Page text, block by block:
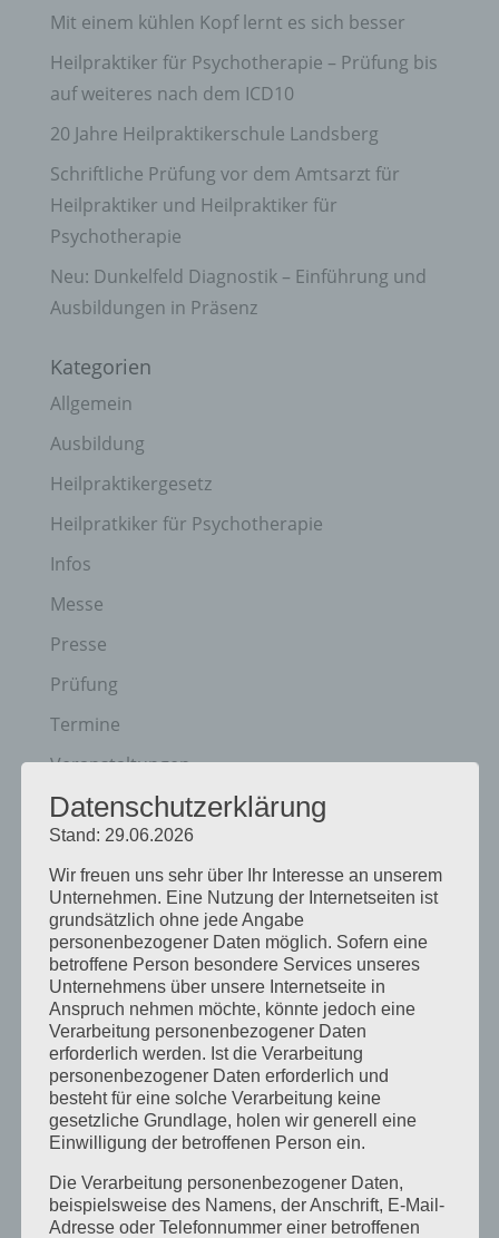
Mit einem kühlen Kopf lernt es sich besser
Heilpraktiker für Psychotherapie – Prüfung bis
auf weiteres nach dem ICD10
20 Jahre Heilpraktikerschule Landsberg
Schriftliche Prüfung vor dem Amtsarzt für
Heilpraktiker und Heilpraktiker für
Psychotherapie
Neu: Dunkelfeld Diagnostik – Einführung und
Ausbildungen in Präsenz
Kategorien
Allgemein
Ausbildung
Heilpraktikergesetz
Heilpratkiker für Psychotherapie
Infos
Messe
Presse
Prüfung
Termine
Veranstaltungen
Vortagsreihe
Vorträge
Archiv
Juni 2026
März 2026
Januar 2026
Dezember 2025
April 2025
März 2025
Februar 2025
Januar 2025
Datenschutzerklärung
Stand: 29.06.2026
Wir freuen uns sehr über Ihr Interesse an unserem
Unternehmen. Eine Nutzung der Internetseiten ist
grundsätzlich ohne jede Angabe
personenbezogener Daten möglich. Sofern eine
betroffene Person besondere Services unseres
Unternehmens über unsere Internetseite in
Anspruch nehmen möchte, könnte jedoch eine
Verarbeitung personenbezogener Daten
erforderlich werden. Ist die Verarbeitung
personenbezogener Daten erforderlich und
besteht für eine solche Verarbeitung keine
gesetzliche Grundlage, holen wir generell eine
Einwilligung der betroffenen Person ein.
Die Verarbeitung personenbezogener Daten,
beispielsweise des Namens, der Anschrift, E-Mail-
Adresse oder Telefonnummer einer betroffenen